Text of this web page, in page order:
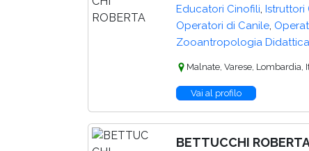
Educatori Cinofili, Istruttori
Operatori di Canile,
Zooantropologia Didattica
Malnate, Varese, Lombardia,
Vai al profilo
BETTUCCHI